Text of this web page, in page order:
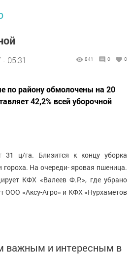
05:31 841 0 0
по району обмолочены на 20
42,2% всей уборочной
31 ц/га. Близится к концу уборка
гороха. На очереди- яровая пшеница.
КФХ «Валеев Ф.Р.», где убрано
ООО «Аксу-Агро» и КФХ «Нурхаметов
важным и интересным в